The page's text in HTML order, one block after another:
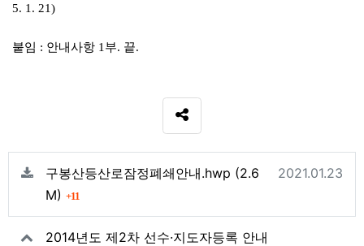
5. 1. 21)
붙임 : 안내사항 1 부. 끝.
SNS 공유
관련자료
구봉산등산로잠정폐쇄안내.hwp 파일크기
(2.6
M)
11
등록일
2021.01.23
2014년도 제2차 선수·지도자등록 안내